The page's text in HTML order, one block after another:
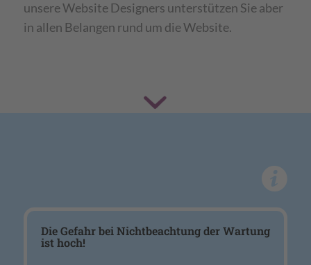
unsere Website Designers unterstützen Sie aber
in allen Belangen rund um die Website.
Die Gefahr bei Nichtbeachtung der Wartung
ist hoch!